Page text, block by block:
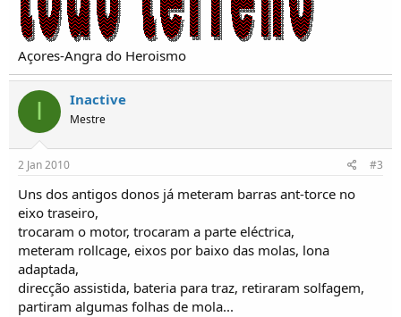
Açores-Angra do Heroismo
I Inactive
Mestre
2 Jan 2010 #3
Uns dos antigos donos já meteram barras ant-torce no
eixo traseiro,
trocaram o motor, trocaram a parte eléctrica,
meteram rollcage, eixos por baixo das molas, lona
adaptada,
direcção assistida, bateria para traz, retiraram solfagem,
partiram algumas folhas de mola...